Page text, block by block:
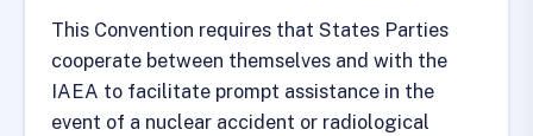
This Convention requires that States Parties
cooperate between themselves and with the
IAEA to facilitate prompt assistance in the
event of a nuclear accident or radiological